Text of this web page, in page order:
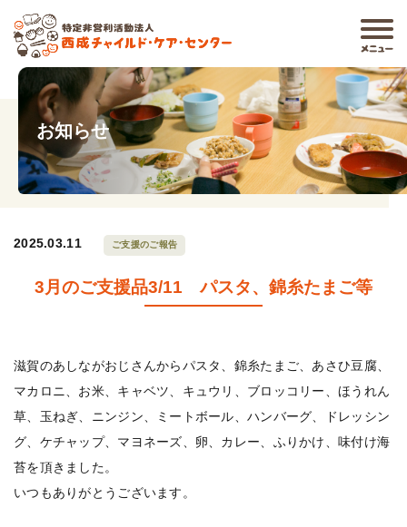
お知らせ
2025.03.11 ご支援のご報告
3月のご支援品3/11 パスタ、錦糸たまご等
滋賀のあしながおじさんからパスタ、錦糸たまご、あさひ豆腐、
マカロニ、お米、キャベツ、キュウリ、ブロッコリー、ほうれん
草、玉ねぎ、ニンジン、ミートボール、ハンバーグ、ドレッシン
グ、ケチャップ、マヨネーズ、卵、カレー、ふりかけ、味付け海
苔を頂きました。
いつもありがとうございます。